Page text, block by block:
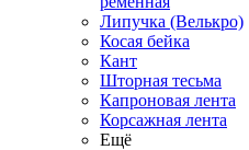
Липучка (Велькро)
Косая бейка
Кант
Шторная тесьма
Капроновая лента
Корсажная лента
Ещё